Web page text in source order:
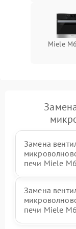
Miele
Замена
печи Miele
Замена
печи Miele